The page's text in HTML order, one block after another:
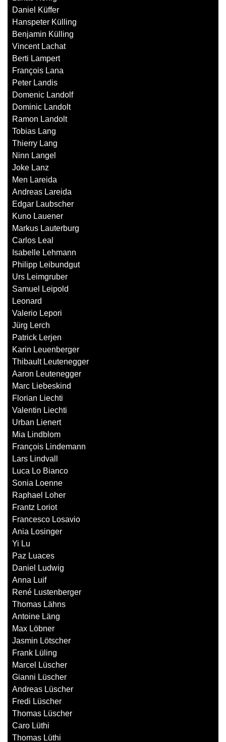
Daniel Küffer
Hanspeter Külling
Benjamin Külling
Vincent Lachat
Berti Lampert
François Lana
Peter Landis
Domenic Landolf
Dominic Landolt
Ramon Landolt
Tobias Lang
Thierry Lang
Ninn Langel
Joke Lanz
Men Lareida
Andreas Lareida
Edgar Laubscher
Kuno Lauener
Markus Lauterburg
Carlos Leal
Isabelle Lehmann
Philipp Leibundgut
Urs Leimgruber
Samuel Leipold
Leonard
Valerio Lepori
Jürg Lerch
Patrick Lerjen
Karin Leuenberger
Thibault Leutenegger
Aaron Leutenegger
Marc Liebeskind
Florian Liechti
Valentin Liechti
Urban Lienert
Mia Lindblom
François Lindemann
Lars Lindvall
Luca Lo Bianco
Sonia Loenne
Raphael Loher
Frantz Loriot
Francesco Losavio
Ania Losinger
Yi Lu
Paz Luaces
Daniel Ludwig
Anna Luif
René Lustenberger
Thomas Lähns
Antoine Läng
Max Löbner
Jasmin Lötscher
Frank Lüling
Marcel Lüscher
Gianni Lüscher
Andreas Lüscher
Fredi Lüscher
Thomas Lüscher
Caro Lüthi
Thomas Lüthi